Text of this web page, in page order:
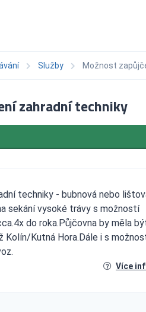
Služby Možnost
zahradní techniky
techniky - bubnová nebo
sekání vysoké trávy s možností
do roka.Půjčovna by měla
Kolín/Kutná Hora.Dále i s
Více